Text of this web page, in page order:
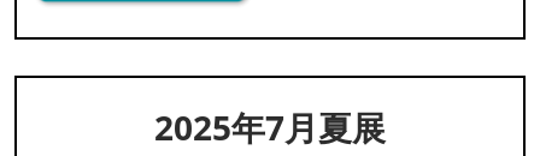
2025年7月夏展